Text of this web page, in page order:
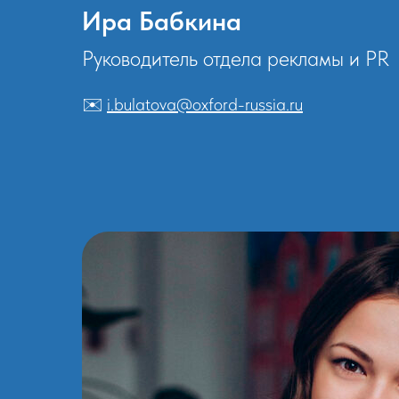
Ира Бабкина
Руководитель отдела рекламы и PR
✉️ i.bulatova@oxford-russia.ru